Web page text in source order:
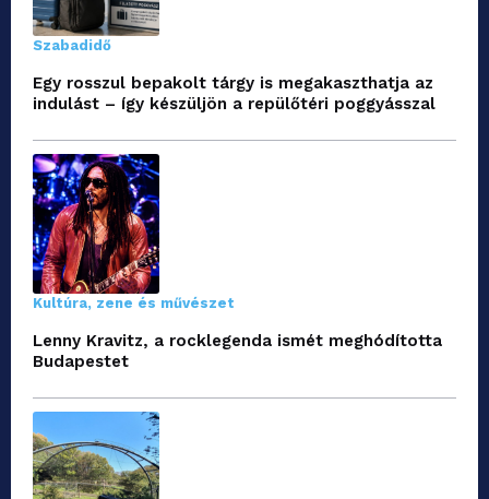
Szabadidő
Egy rosszul bepakolt tárgy is megakaszthatja az
indulást – így készüljön a repülőtéri poggyásszal
Kultúra, zene és művészet
Lenny Kravitz, a rocklegenda ismét meghódította
Budapestet